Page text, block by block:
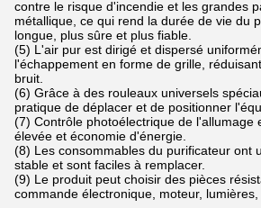
contre le risque d'incendie et les grandes
métallique, ce qui rend la durée de vie du
longue, plus sûre et plus fiable.
(5) L'air pur est dirigé et dispersé
l'échappement en forme de grille,
bruit.
(6) Grâce à des rouleaux universels
pratique de déplacer et de positionner
(7) Contrôle photoélectrique de l'allumage
élevée et économie d'énergie.
(8) Les consommables du purificateur ont
stable et sont faciles à remplacer.
(9) Le produit peut choisir des pièces
commande électronique, moteur, lumières,